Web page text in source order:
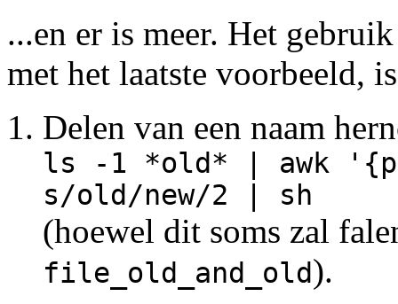
...en er is meer. Het
met het laatste voorbeeld,
Delen van een naam
ls -1 *old* | awk
s/old/new/2 | sh
(hoewel dit soms zal
file_old_and_old).